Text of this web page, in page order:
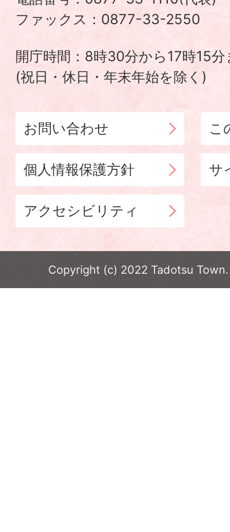
TADOTSU
TOWN
ファックス：0877-33-2550
開庁時間：8時30分から17時15分
(祝日・休日・年末年始を除く)
お問い合わせ こ
個人情報保護方針 サ
アクセシビリティ
Copyright (c) 2022 Tadotsu